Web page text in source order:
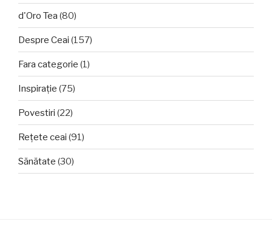
d'Oro Tea (80)
Despre Ceai (157)
Fara categorie (1)
Inspirație (75)
Povestiri (22)
Rețete ceai (91)
Sănătate (30)